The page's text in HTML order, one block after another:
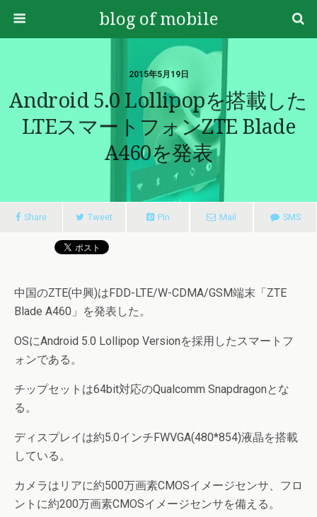
blog of mobile
2015年5月19日
Android 5.0 Lollipopを搭載した
LTEスマートフォンZTE Blade
A460を発表
Share Tweet Pin Mail SMS
中国のZTE(中興)はFDD-LTE/W-CDMA/GSM端末「ZTE
Blade A460」を発表した。
OSにAndroid 5.0 Lollipop Versionを採用したスマートフ
ォンである。
チップセットは64bit対応のQualcomm Snapdragonとな
る。
ディスプレイは約5.0インチFWVGA(480*854)液晶を搭載
している。
カメラはリアに約500万画素CMOSイメージセンサ、フロ
ントに約200万画素CMOSイメージセンサを備える。